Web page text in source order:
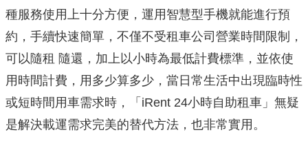
種服務使用上十分方便，運用智慧型手機就能進行預
約，手續快速簡單，不僅不受租車公司營業時間限制，
可以隨租 隨還，加上以小時為最低計費標準，並依使
用時間計費，用多少算多少，當日常生活中出現臨時性
或短時間用車需求時，「iRent 24小時自助租車」無疑
是解決載運需求完美的替代方法，也非常實用。